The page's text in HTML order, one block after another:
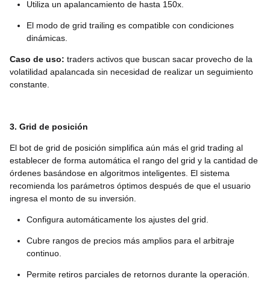
Utiliza un apalancamiento de hasta 150x.
El modo de grid trailing es compatible con condiciones
dinámicas.
Caso de uso: traders activos que buscan sacar provecho de la
volatilidad apalancada sin necesidad de realizar un seguimiento
constante.
3. Grid de posición
El bot de grid de posición simplifica aún más el grid trading al
establecer de forma automática el rango del grid y la cantidad de
órdenes basándose en algoritmos inteligentes. El sistema
recomienda los parámetros óptimos después de que el usuario
ingresa el monto de su inversión.
Configura automáticamente los ajustes del grid.
Cubre rangos de precios más amplios para el arbitraje
continuo.
Permite retiros parciales de retornos durante la operación.